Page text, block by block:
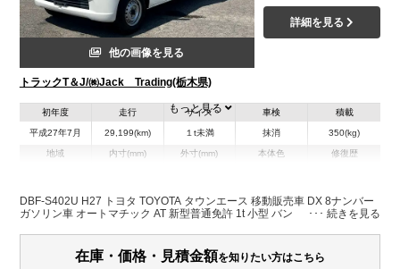
他の画像を見る
トラックT＆J/㈱Jack Trading(栃木県)
詳細を見る
初年度
平成27年7月
走行
29,199(km)
サイズ
１t未満
車検
抹消
積載
350(kg)
地域 内寸(mm)
H:1,490
外寸(mm)
H:2,360
本体色 修復歴
パワステ パワーウィンドウ ABS エアバッグ
集中ドアロック
もっと見る
DBF-S402U H27 トヨタ TOYOTA タウンエース 移動販売車 DX 8ナンバー
ガソリン車 オートマチック AT 新型普通免許 1t 小型 バン
在庫・価格・見積金額を知りたい方はこちら